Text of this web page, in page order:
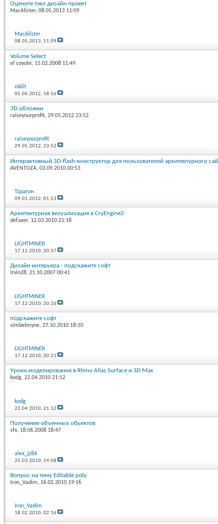
Оцените пжл дизайн проект
MacAlister, 08.05.2013 11:09
MacAlister
08.05.2013, 11:09
Volume Select
el coyote, 15.02.2008 11:49
niklit
05.06.2012, 18:56
3D обложки
raiseyourprofit, 29.05.2012 23:52
raiseyourprofit
29.05.2012,23:52
Интерактивный 3D-flash-конструктор для пользователей архитектурного
AVENTOZA, 03.09.2010 00:53
Тарагон
09.01.2012,01:53
Архитектурная визуализация в CryEngine2
defaxer, 12.03.2010 21:18
LIGHTMINER
17.12.2010,20:37
Дизайн интерьера - подскажите софт
irvin28, 21.10.2007 00:41
LIGHTMINER
17.12.2010,20:26
подскажите софт
simbelmyne, 27.10.2010 18:10
LIGHTMINER
17.12.2010,20:21
Уроки моделирования в Rhino Alias Surface и 3D Max
kodg, 22.04.2010 21:12
kodg
22.04.2010,21:12
Получение объемных объектов
sfx, 18.06.2008 18:47
alex_jz84
25.03.2010, 14:08
Вопрос на тему Editable poly
Iron_Vadim, 16.02.2010 19:16
Iron_Vadim
18.02.2010,02:16